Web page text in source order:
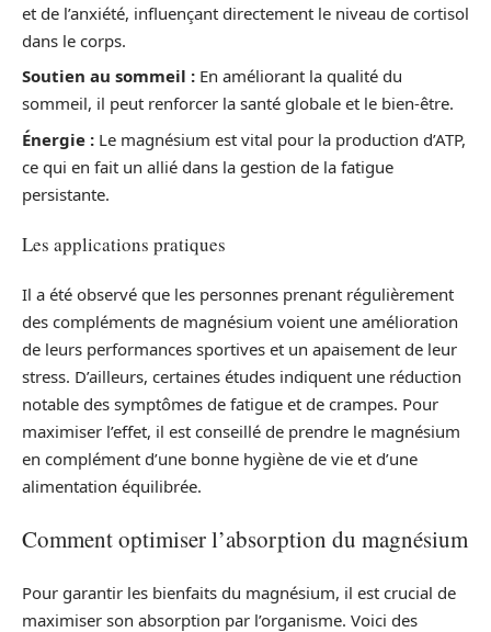
et de l’anxiété, influençant directement le niveau de cortisol
dans le corps.
Soutien au sommeil : En améliorant la qualité du
sommeil, il peut renforcer la santé globale et le bien-être.
Énergie : Le magnésium est vital pour la production d’ATP,
ce qui en fait un allié dans la gestion de la fatigue
persistante.
Les applications pratiques
Il a été observé que les personnes prenant régulièrement
des compléments de magnésium voient une amélioration
de leurs performances sportives et un apaisement de leur
stress. D’ailleurs, certaines études indiquent une réduction
notable des symptômes de fatigue et de crampes. Pour
maximiser l’effet, il est conseillé de prendre le magnésium
en complément d’une bonne hygiène de vie et d’une
alimentation équilibrée.
Comment optimiser l’absorption du magnésium
Pour garantir les bienfaits du magnésium, il est crucial de
maximiser son absorption par l’organisme. Voici des